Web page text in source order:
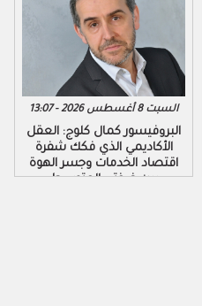
السبت 8 أغسطس 2026 - 13:07
البروفيسور كمال كلوج: العقل
الأكاديمي الذي فكك شفرة
اقتصاد الخدمات وجسر الهوة
بين ضفتي المتوسط